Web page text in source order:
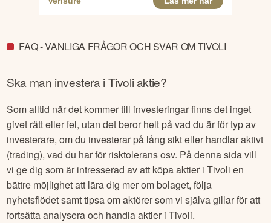
FAQ - VANLIGA FRÅGOR OCH SVAR OM TIVOLI
Ska man investera iTivoliaktie?
Som alltid när det kommer till investeringar finns det inget
givet rätt eller fel, utan det beror helt på vad du är för typ av
investerare, om du investerar på lång sikt eller handlar aktivt
(trading), vad du har för risktolerans osv. På denna sida vill
vi ge dig som är intresserad av att köpa aktier iTivoli en
bättre möjlighet att lära dig mer om bolaget, följa
nyhetsflödet samt tipsa om aktörer som vi själva gillar för att
fortsätta analysera och handla aktier iTivoli.